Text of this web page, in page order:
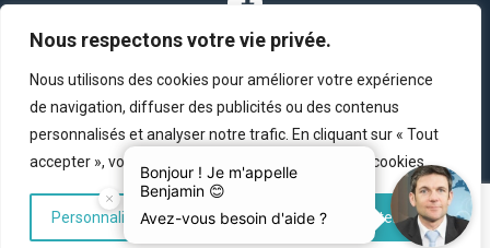
Nous respectons votre vie privée.
Nous utilisons des cookies pour améliorer votre expérience
de navigation, diffuser des publicités ou des contenus
personnalisés et analyser notre trafic. En cliquant sur « Tout
accepter », vous consentez à notre utilisation des cookies.
Personnaliser Tout rejeter Accepter tout
Partenaires Contact
© Copyright 2011-2020 BM Finance, tous droits réservés.